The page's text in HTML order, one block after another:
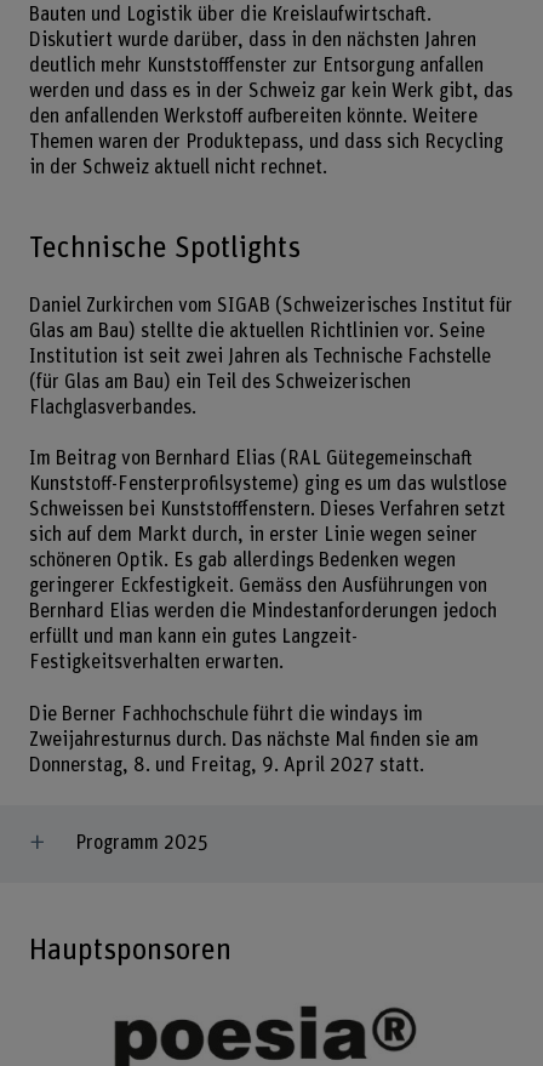
Bauten und Logistik über die Kreislaufwirtschaft.
Diskutiert wurde darüber, dass in den nächsten Jahren
deutlich mehr Kunststofffenster zur Entsorgung anfallen
werden und dass es in der Schweiz gar kein Werk gibt, das
den anfallenden Werkstoff aufbereiten könnte. Weitere
Themen waren der Produktepass, und dass sich Recycling
in der Schweiz aktuell nicht rechnet.
Technische Spotlights
Daniel Zurkirchen vom SIGAB (Schweizerisches Institut für
Glas am Bau) stellte die aktuellen Richtlinien vor. Seine
Institution ist seit zwei Jahren als Technische Fachstelle
(für Glas am Bau) ein Teil des Schweizerischen
Flachglasverbandes.
Im Beitrag von Bernhard Elias (RAL Gütegemeinschaft
Kunststoff-Fensterprofilsysteme) ging es um das wulstlose
Schweissen bei Kunststofffenstern. Dieses Verfahren setzt
sich auf dem Markt durch, in erster Linie wegen seiner
schöneren Optik. Es gab allerdings Bedenken wegen
geringerer Eckfestigkeit. Gemäss den Ausführungen von
Bernhard Elias werden die Mindestanforderungen jedoch
erfüllt und man kann ein gutes Langzeit-
Festigkeitsverhalten erwarten.
Die Berner Fachhochschule führt die windays im
Zweijahresturnus durch. Das nächste Mal finden sie am
Donnerstag, 8. und Freitag, 9. April 2027 statt.
Programm 2025
Hauptsponsoren